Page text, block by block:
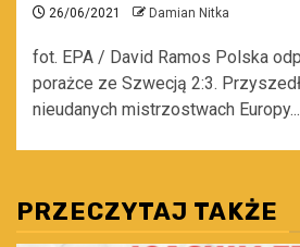
26/06/2021 Damian Nitka
fot. EPA / David Ramos Polska
porażce ze Szwecją 2:3.
nieudanych mistrzostwach
PRZECZYTAJ TAKŻE